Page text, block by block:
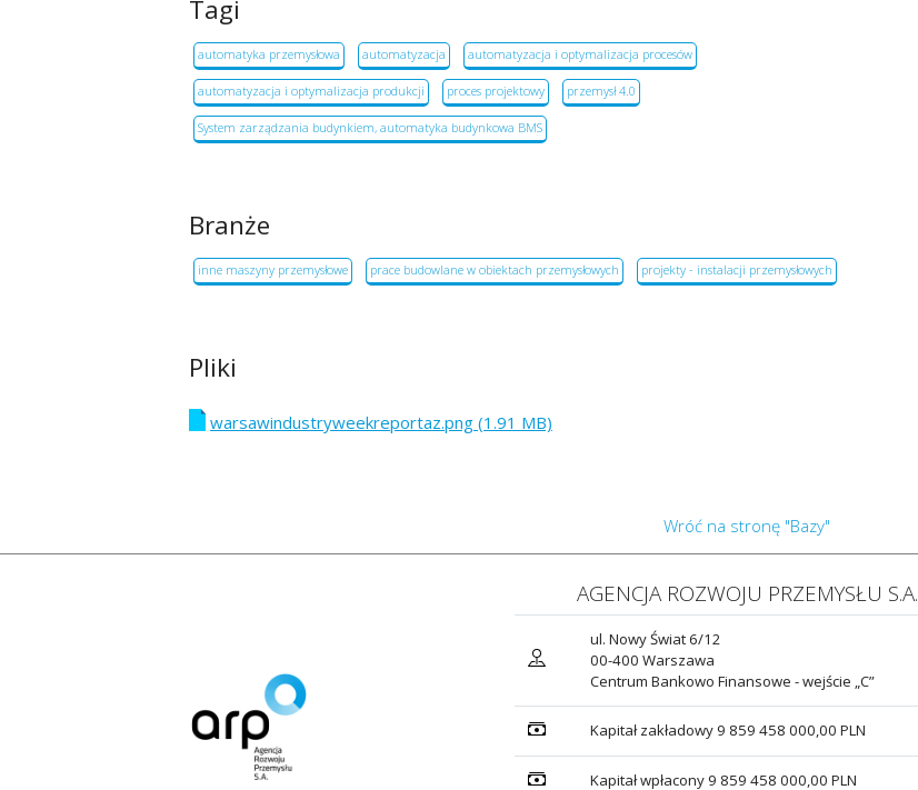
Tagi
automatyka przemysłowa automatyzacja automatyzacja i optymalizacja procesów
automatyzacja i optymalizacja produkcji proces projektowy przemysł 4.0
System zarządzania budynkiem, automatyka budynkowa BMS
Branże
inne maszyny przemysłowe prace budowlane w obiektach przemysłowych projekty - instalacji przemysłowych
Pliki
warsawindustryweekreportaz.png (1.91 MB)
Wróć na stronę "Bazy"
AGENCJA ROZWOJU PRZEMYSŁU S.A.
ul. Nowy Świat 6/12
00-400 Warszawa
Centrum Bankowo Finansowe - wejście „C”
Kapitał zakładowy 9 859 458 000,00 PLN
Kapitał wpłacony 9 859 458 000,00 PLN